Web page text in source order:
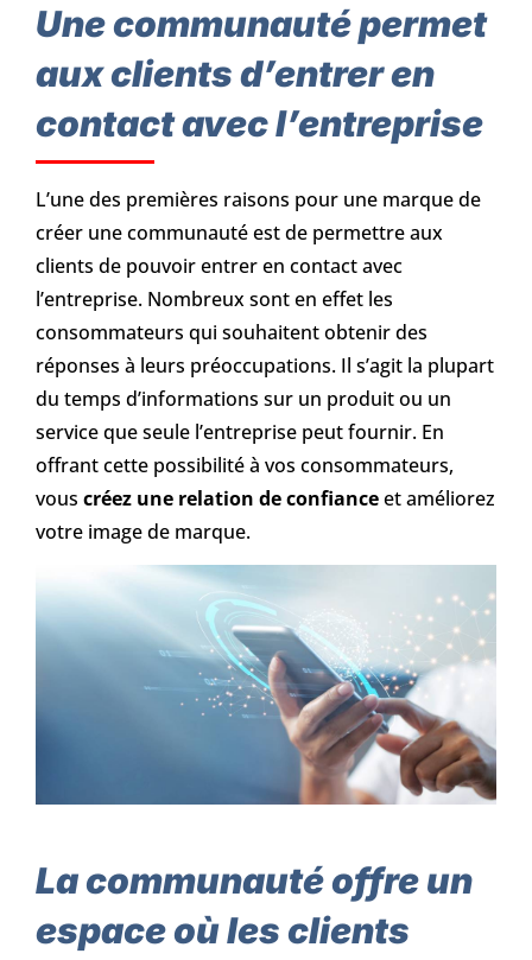
Une communauté permet
aux clients d’entrer en
contact avec l’entreprise
L’une des premières raisons pour une marque de
créer une communauté est de permettre aux
clients de pouvoir entrer en contact avec
l’entreprise. Nombreux sont en effet les
consommateurs qui souhaitent obtenir des
réponses à leurs préoccupations. Il s’agit la plupart
du temps d’informations sur un produit ou un
service que seule l’entreprise peut fournir. En
offrant cette possibilité à vos consommateurs,
vous créez une relation de confianceet améliorez
votre image de marque.
La communauté offre un
espace où les clients